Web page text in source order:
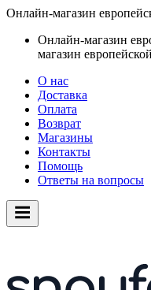
Онлайн-магазин
Онлайн-магазин
магазин
О нас
Доставка
Оплата
Возврат
Магазины
Контакты
Помощь
Ответы на вопросы